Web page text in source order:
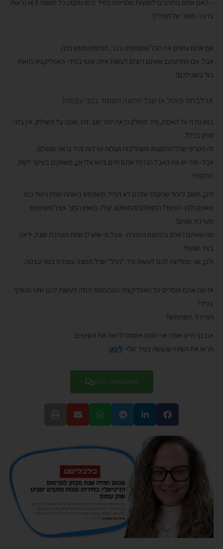
– האם אתם מחוייבים לחוקיות מסויימת בפיד (כמו טקסט כל תמונה X או נראות
ברורה מאוד של הפיד?)
אם אתם עושים את הכל אוטומטית כבר, תמשיכו ממש ככה.
אבל, אם החלטתם שאתם רוצים לעשות איזה שינוי בפיד- האפליקציה הזאת
בול בשבילכם!
אז לבחור פאזל או שכל תמונה תעמוד בפני עצמה?
בואו נודה על האמת, פיד מחולק נראה יותר טוב. זהו. שמנו על השולחן. אין בזה
ספק בכלל.
זה מטריף שכל התמונות משתלבות ועולות ויורדות והיד נראה מושלם.
אבל- ופה יש את האבל הגדול! אתם חיים בישראל! וכן, משווקים בעיקר לשוק
המקומי!
ולכן, חשוב לזכור שהקהל שלכם לא תמיד משתמש באותה שפת ניהול כמו
שאתם ולכן- הפאזל המושלם והמושקע יעלה באופן הפוך אצל משתמשי
מערכת שונים!
מה שאתם רואים בתמונה הימינית- אצל מי שיש לו שפת מערכת שונה, יראה
בצד שמאל.
ולכן, אני ממליצה לכם לעשות פיד "רגיל" שכל תמונה עומדת בפני עצמה.
אז מה אתם אומרים על האפליקציה המהממת יכולה לעשות לכם שינוי מטורף
בפיד?
תורידו? תשתמשו?
אם כן! תייגו אותי! אני ממש אשמח לראות את השינויים.
תראו את השינוי שנעשה בפיד שלי- לינק
לוואטסאפ שלנו